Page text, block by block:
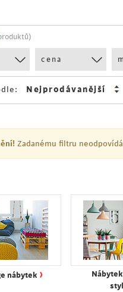
cena
Zadanému filtru
nábytek ›